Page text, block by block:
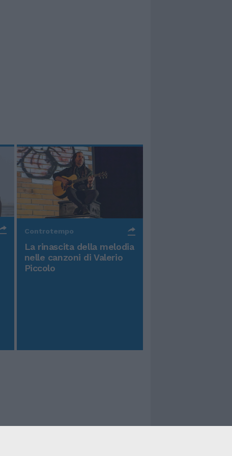
Controtempo
La rinascita della melodia
nelle canzoni di Valerio
Piccolo